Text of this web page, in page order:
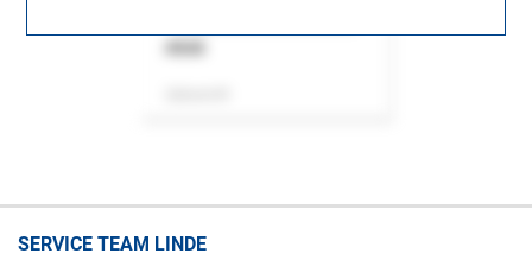
SERVICE TEAM LINDE